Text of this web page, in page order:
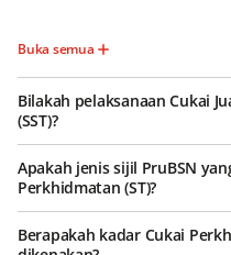
Buka semua
Bilakah pelaksanaan Cukai
(SST)?
Apakah jenis sijil PruBSN
Perkhidmatan (ST)?
Berapakah kadar Cukai